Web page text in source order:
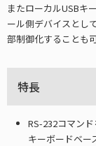
またローカルUSBキ
ール側デバイスとし
部制御化することも
特長
RS-232コマン
キーボードベー